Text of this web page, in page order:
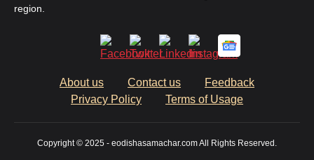
region.
About us Contact us
Feedback
Privacy Policy
Terms of Usage
Copyright © 2025 - eodishasamachar.com All Rights Reserved.